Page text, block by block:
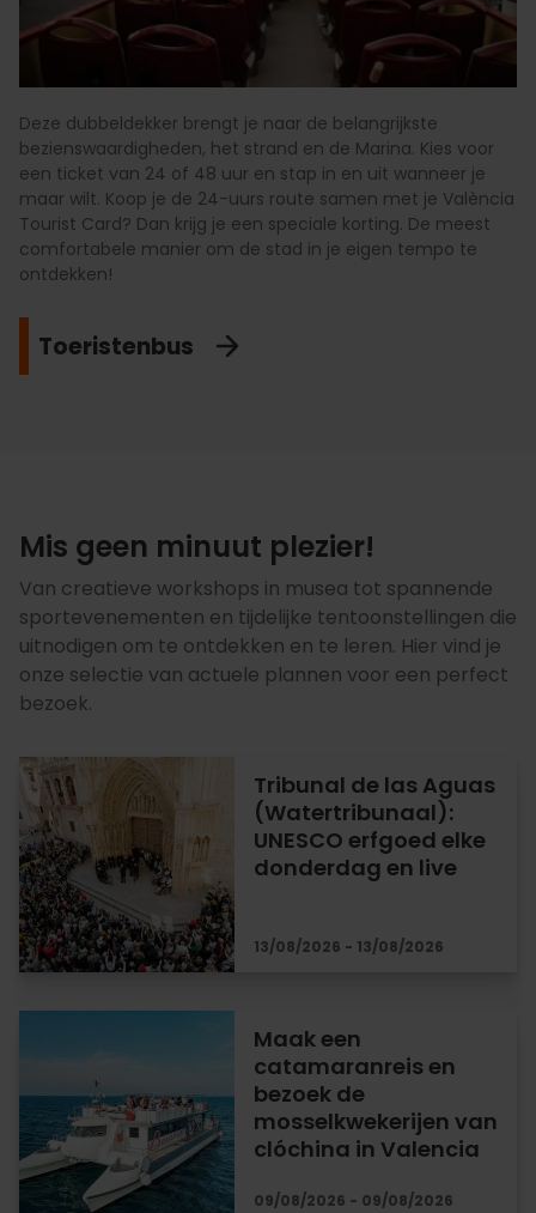
Deze dubbeldekker brengt je naar de belangrijkste
bezienswaardigheden, het strand en de Marina. Kies voor
een ticket van 24 of 48 uur en stap in en uit wanneer je
maar wilt. Koop je de 24-uurs route samen met je València
Tourist Card? Dan krijg je een speciale korting. De meest
comfortabele manier om de stad in je eigen tempo te
ontdekken!
Toeristenbus
Mis geen minuut plezier!
Van creatieve workshops in musea tot spannende
sportevenementen en tijdelijke tentoonstellingen die
uitnodigen om te ontdekken en te leren. Hier vind je
onze selectie van actuele plannen voor een perfect
bezoek.
Tribunal de las Aguas
(Watertribunaal):
UNESCO erfgoed elke
donderdag en live
13/08/2026 - 13/08/2026
Maak een
catamaranreis en
bezoek de
mosselkwekerijen van
clóchina in Valencia
09/08/2026 - 09/08/2026